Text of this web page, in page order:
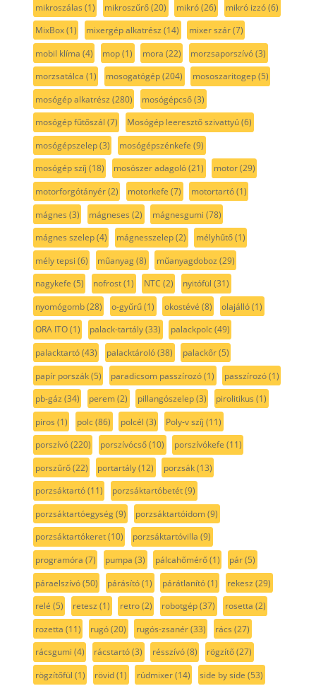
mikroszálas (1) mikroszűrő(20) mikró(26) mikró izzó(6)
MixBox(1) mixergép alkatrész (14) mixer szár(7)
mobil klíma (4) mop(1) mora (22) morzsaporszívó(3)
morzsatálca (1) mosogatógép(204) mososzaritogep(5)
mosógép alkatrész (280) mosógépcső(3)
mosógép fűtőszál (7) Mosógép leeresztő szivattyú(6)
mosógépszelep(3) mosógépszénkefe (9)
mosógép szíj (18) mosószer adagoló(21) motor(29)
motorforgótányér(2) motorkefe (7) motortartó(1)
mágnes (3) mágneses (2) mágnesgumi (78)
mágnes szelep(4) mágnesszelep(2) mélyhűtő(1)
mély tepsi (6) műanyag(8) műanyagdoboz (29)
nagykefe (5) nofrost(1) NTC (2) nyitófül (31)
nyomógomb(28) o-gyűrű(1) okostévé (8) olajálló(1)
ORA ITO(1) palack-tartály(33) palackpolc(49)
palacktartó(43) palacktároló(38) palackőr(5)
papír porszák(5) paradicsom passzírozó(1) passzírozó(1)
pb-gáz (34) perem(2) pillangószelep(3) pirolitikus (1)
piros (1) polc(86) polcél (3) Poly-v szíj (11)
porszívó(220) porszívócső(10) porszívókefe (11)
porszűrő(22) portartály(12) porzsák(13)
porzsáktartó(11) porzsáktartóbetét(9)
porzsáktartóegység(9) porzsáktartóidom(9)
porzsáktartókeret(10) porzsáktartóvilla (9)
programóra (7) pumpa (3) pálcahőmérő(1) pár(5)
páraelszívó(50) párásító(1) párátlanító(1) rekesz (29)
relé (5) retesz (1) retro(2) robotgép(37) rosetta (2)
rozetta (11) rugó(20) rugós-zsanér(33) rács (27)
rácsgumi (4) rácstartó(3) résszívó(8) rögzítő(27)
rögzítőfül (1) rövid(1) rúdmixer(14) side by side (53)